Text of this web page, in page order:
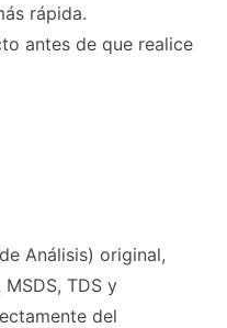
rápida.
antes de que realice
Análisis) original,
TDS y
del